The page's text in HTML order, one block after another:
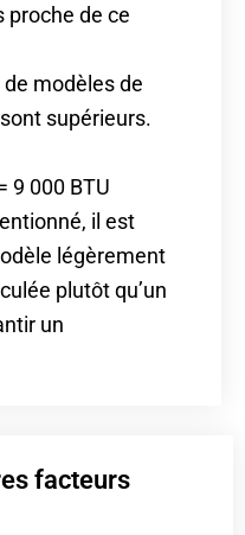
proche de ce
modèles de
supérieurs.
9 000 BTU
il est
légèrement
plutôt qu’un
un
facteurs